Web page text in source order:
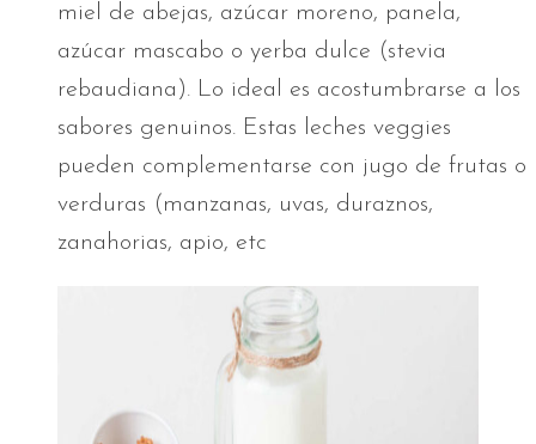
miel de abejas, azúcar moreno, panela,
azúcar mascabo o yerba dulce (stevia
rebaudiana). Lo ideal es acostumbrarse a los
sabores genuinos. Estas leches veggies
pueden complementarse con jugo de frutas o
verduras (manzanas, uvas, duraznos,
zanahorias, apio, etc